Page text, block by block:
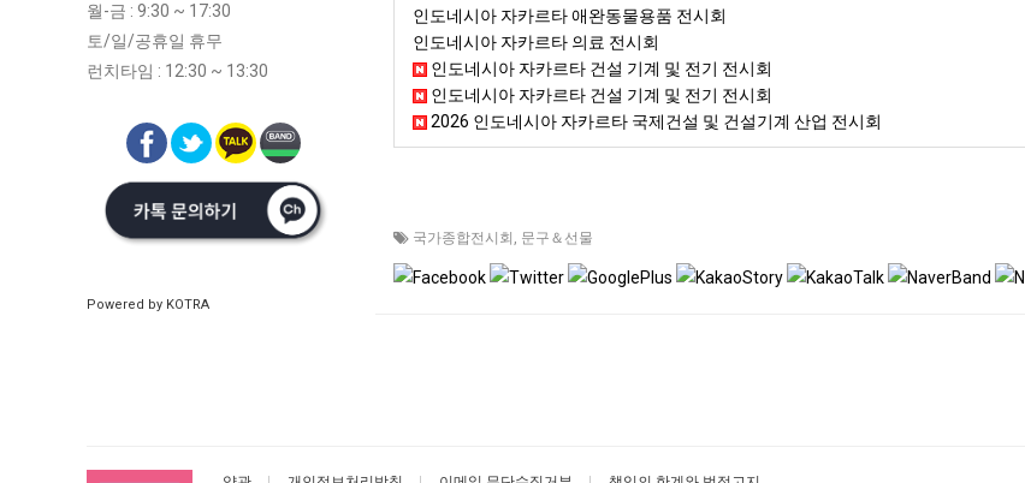
인도네시아 자카르타 애완동물용품 전시회
인도네시아 자카르타 의료 전시회
인도네시아 자카르타 건설 기계 및 전기 전시회
인도네시아 자카르타 건설 기계 및 전기 전시회
2026 인도네시아 자카르타 국제건설 및 건설기계 산업 전시회
국가종합전시회 , 문구＆선물
월-금 : 9:30 ~ 17:30
토/일/공휴일 휴무
런치타임 : 12:30 ~ 13:30
Powered by KOTRA